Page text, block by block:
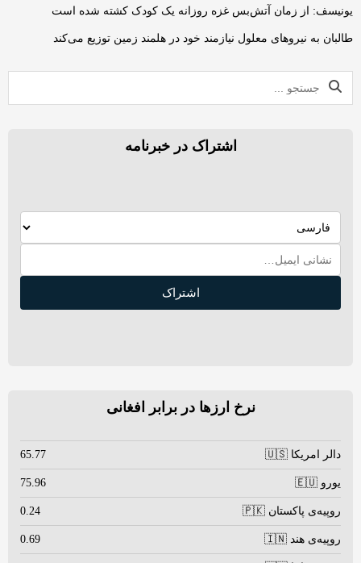
یونیسف: از زمان آتش‌بس غزه روزانه یک کودک کشته شده است
طالبان به نیروهای معلول نیازمند خود در هلمند زمین توزیع می‌کند
اشتراک در خبرنامه
اشتراک
نرخ ارزها در برابر افغانی
دالر امریکا 🇺🇸 65.77
یورو 🇪🇺 75.96
روپیه‌ی پاکستان 🇵🇰 0.24
روپیه‌ی هند 🇮🇳 0.69